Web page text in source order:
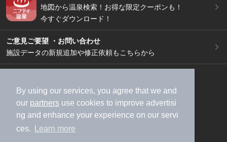
By using our services, you agree that we and
our partners use cookies to improve advertisi
ng and enhance your experience on our servi
ces.
Learn more
地図から温泉検索！お得な限定クーポンも！
今すぐダウンロード！
ご意見ご要望 ・お問い合わせ
施設データの新規追加や修正依頼もこちらから
加盟店募集（資料請求）
広告出稿のご案内
利用規約
ライフスタイルMEMBERS+規約
特定商取引法に基づく表記
ヘルプ
採用情報
運営会社